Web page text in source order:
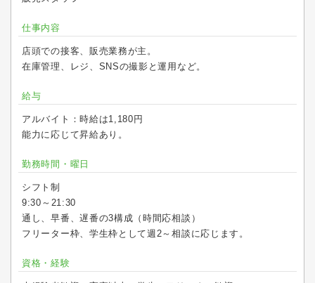
仕事内容
店頭での接客、販売業務が主。
在庫管理、レジ、SNSの撮影と運用など。
給与
アルバイト：時給は1,180円
能力に応じて昇給あり。
勤務時間・曜日
シフト制
9:30～21:30
通し、早番、遅番の3構成（時間応相談）
フリーター枠、学生枠として週2～相談に応じます。
資格・経験